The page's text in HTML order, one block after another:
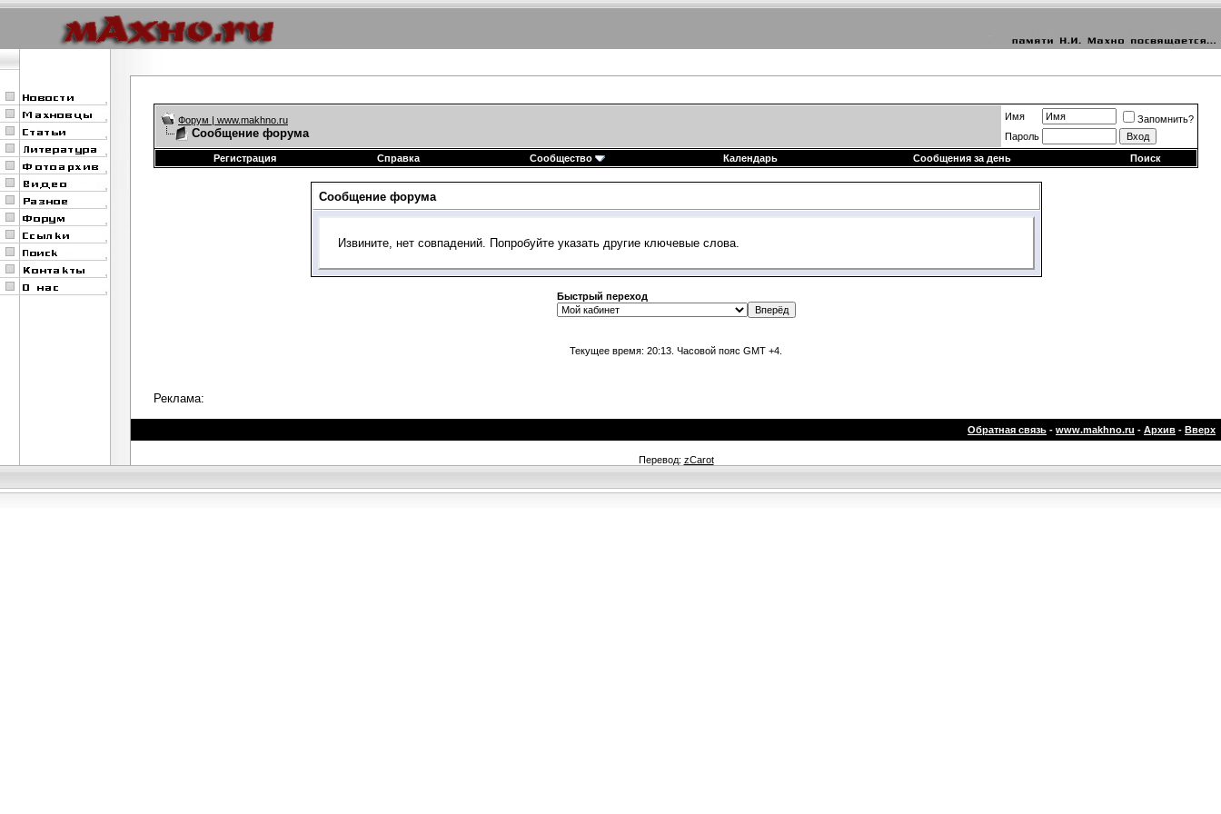
Форум | www.makhno.ru
Сообщение форума
Имя
Запомнить?
Пароль
Регистрация
Справка Сообщество Календарь Сообщения за день Поиск
Сообщение форума
Извините, нет совпадений. Попробуйте указать другие ключевые слова.
Быстрый переход
Текущее время: 20:13 . Часовой пояс GMT +4.
Реклама:
Обратная связь - www.makhno.ru - Архив - Вверх
Перевод: zCarot